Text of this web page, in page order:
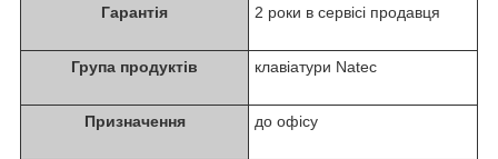
Гарантія 2 роки в сервісі продавця
Група продуктів клавіатури Natec
Призначення до офісу